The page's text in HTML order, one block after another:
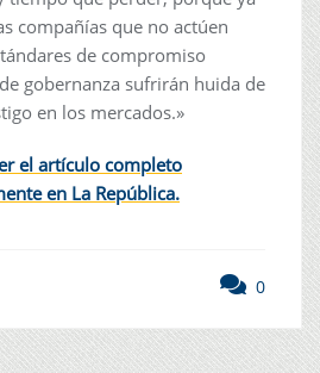
compañías que no actúen
de compromiso
gobernanza sufrirán huida de
en los mercados.»
el artículo completo
en La República.
0